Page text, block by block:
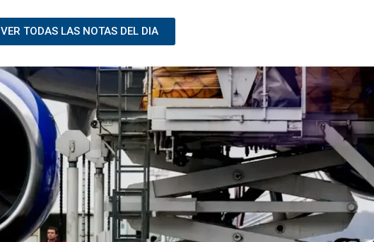
VER TODAS LAS NOTAS DEL DIA